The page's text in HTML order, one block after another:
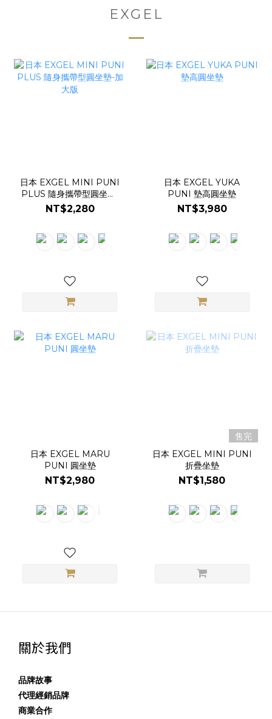
EXGEL
日本 EXGEL MINI PUNI
PLUS 隨身攜帶型圓坐墊-
加大版
NT$2,280
日本 EXGEL YUKA
PUNI 墊高圓坐墊
NT$3,980
日本 EXGEL MARU
PUNI 圓坐墊
NT$2,980
售完
日本 EXGEL MINI PUNI
折疊坐墊
NT$1,580
關於我們
品牌故事
代理經銷品牌
商業合作